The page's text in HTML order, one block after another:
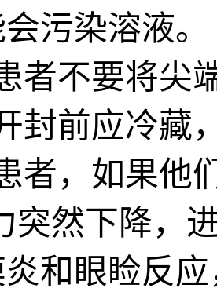
污染溶液。
者不要将尖
封前应冷藏
者，如果他
突然下降，
和眼睑反